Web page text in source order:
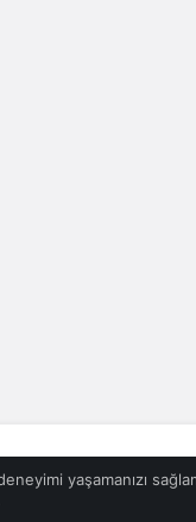
yaşamanızı